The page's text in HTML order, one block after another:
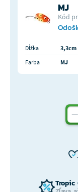
MJ
Kód
Dĺžka 3,3cm
Farba
MJ
Tropic